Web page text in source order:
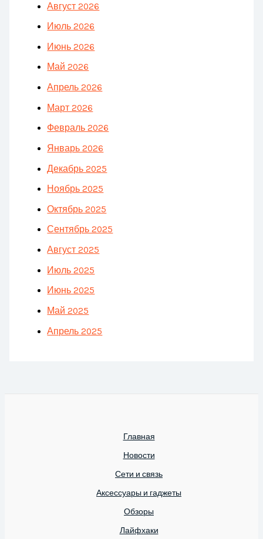
Август 2026
Июль 2026
Июнь 2026
Май 2026
Апрель 2026
Март 2026
Февраль 2026
Январь 2026
Декабрь 2025
Ноябрь 2025
Октябрь 2025
Сентябрь 2025
Август 2025
Июль 2025
Июнь 2025
Май 2025
Апрель 2025
Главная
Новости
Сети и связь
Аксессуары и гаджеты
Обзоры
Лайфхаки